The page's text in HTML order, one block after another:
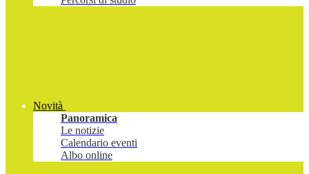
Novità
Panoramica
Le notizie
Calendario eventi
Albo online